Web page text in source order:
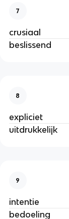
7
crusiaal
beslissend
8
expliciet
uitdrukkelijk
9
intentie
bedoeling